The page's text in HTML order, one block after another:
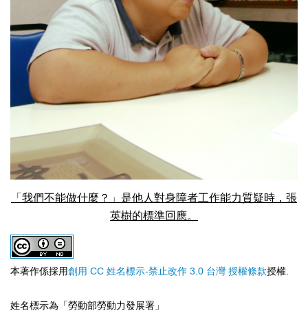
「我們不能做什麼？」是他人對身障者工作能力質疑時，張
英樹的標準回應。
本著作係採用創用 CC 姓名標示-禁止改作 3.0 台灣 授權條款授權.
姓名標示為「勞動部勞動力發展署」